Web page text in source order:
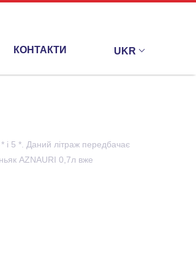
КОНТАКТИ UKR
і 5 *. Даний літраж передбачає
AZNAURI 0,7л вже